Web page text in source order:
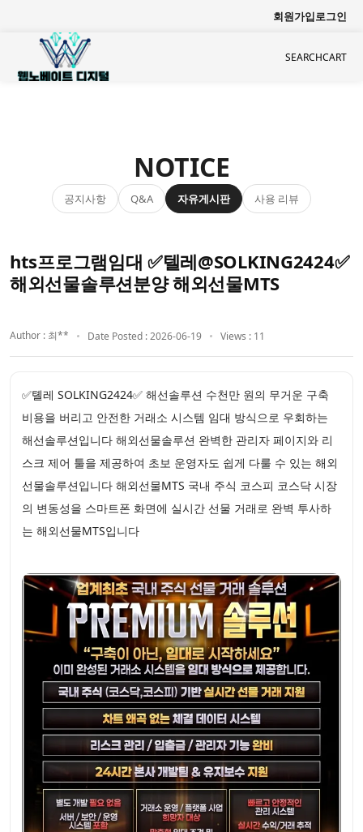
회원가입로그인
SEARCHCART
NOTICE
공지사항 Q&A 자유게시판 사용 리뷰
hts프로그램임대 ✅텔레@SOLKING2424✅
해외선물솔루션분양 해외선물MTS
Author : 최** Date Posted : 2026-06-19 Views : 11
✅톌레 SOLKING2424✅ 해선솔루션 수천만 원의 무거운 구축
비용을 버리고 안전한 거래소 시스템 임대 방식으로 우회하는
해선솔루션입니다 해외선물솔루션 완벽한 관리자 페이지와 리
스크 제어 툴을 제공하여 초보 운영자도 쉽게 다룰 수 있는 해외
선물솔루션입니다 해외선물MTS 국내 주식 코스피 코스닥 시장
의 변동성을 스마트폰 화면에 실시간 선물 거래로 완벽 투사하
는 해외선물MTS입니다